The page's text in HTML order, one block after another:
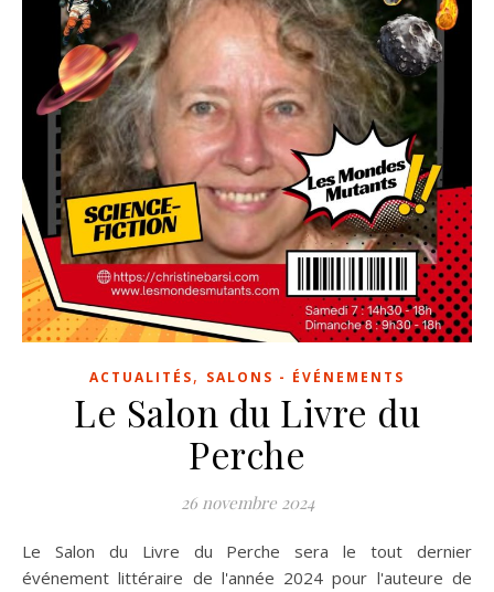
ACTUALITÉS, SALONS - ÉVÉNEMENTS
Le Salon du Livre du
Perche
26 novembre 2024
Le Salon du Livre du Perche sera le tout dernier
événement littéraire de l'année 2024 pour l'auteure de